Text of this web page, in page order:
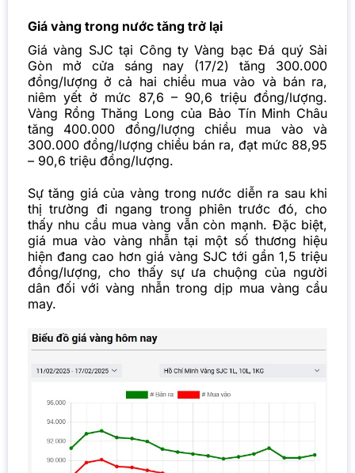
Giá vàng trong nước tăng trở lại
Giá vàng SJC tại Công ty Vàng bạc Đá quý Sài
Gòn mở cửa sáng nay (17/2) tăng 300.000
đồng/lượng ở cả hai chiều mua vào và bán ra,
niêm yết ở mức 87,6 – 90,6 triệu đồng/lượng.
Vàng Rồng Thăng Long của Bảo Tín Minh Châu
tăng 400.000 đồng/lượng chiều mua vào và
300.000 đồng/lượng chiều bán ra, đạt mức 88,95
– 90,6 triệu đồng/lượng.
Sự tăng giá của vàng trong nước diễn ra sau khi
thị trường đi ngang trong phiên trước đó, cho
thấy nhu cầu mua vàng vẫn còn mạnh. Đặc biệt,
giá mua vào vàng nhẫn tại một số thương hiệu
hiện đang cao hơn giá vàng SJC tới gần 1,5 triệu
đồng/lượng, cho thấy sự ưa chuộng của người
dân đối với vàng nhẫn trong dịp mua vàng cầu
may.